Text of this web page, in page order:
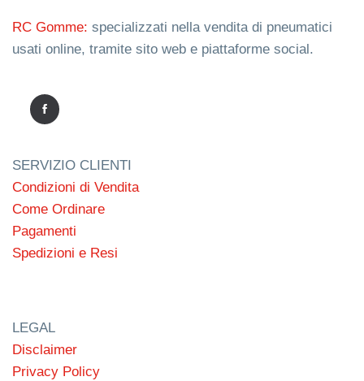
RC Gomme: specializzati nella vendita di pneumatici
usati online, tramite sito web e piattaforme social.
SERVIZIO CLIENTI
Condizioni di Vendita
Come Ordinare
Pagamenti
Spedizioni e Resi
LEGAL
Disclaimer
Privacy Policy